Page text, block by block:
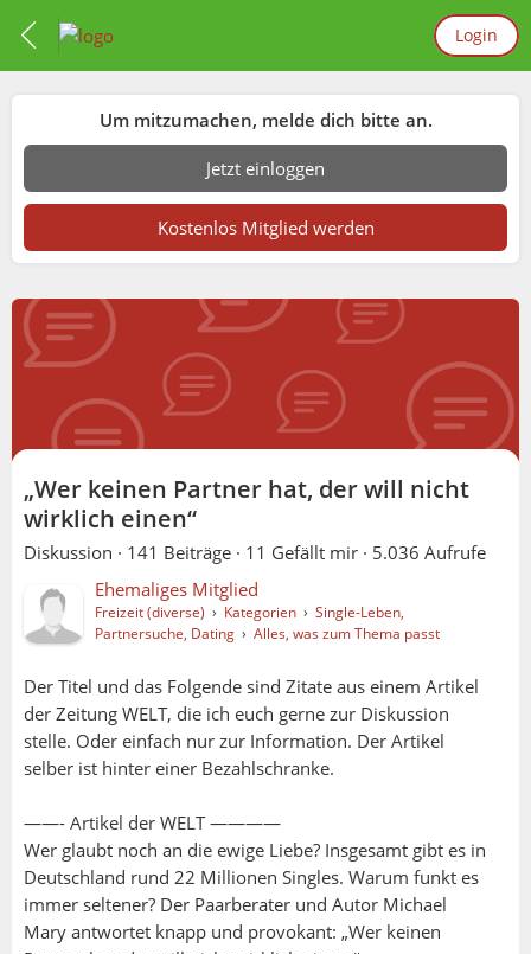
Login
Um mitzumachen, melde dich bitte an.
Jetzt einloggen
Kostenlos Mitglied werden
„Wer keinen Partner hat, der will nicht
wirklich einen“
Diskussion · 141 Beiträge · 11 Gefällt mir · 5.036 Aufrufe
Ehemaliges Mitglied
Freizeit (diverse) › Kategorien › Single-Leben,
Partnersuche, Dating › Alles, was zum Thema passt
Der Titel und das Folgende sind Zitate aus einem Artikel
der Zeitung WELT, die ich euch gerne zur Diskussion
stelle. Oder einfach nur zur Information. Der Artikel
selber ist hinter einer Bezahlschranke.
——- Artikel der WELT ————
Wer glaubt noch an die ewige Liebe? Insgesamt gibt es in
Deutschland rund 22 Millionen Singles. Warum funkt es
immer seltener? Der Paarberater und Autor Michael
Mary antwortet knapp und provokant: „Wer keinen